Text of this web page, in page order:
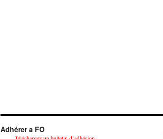
Adhérer a FO